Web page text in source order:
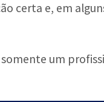
certa e, em
um